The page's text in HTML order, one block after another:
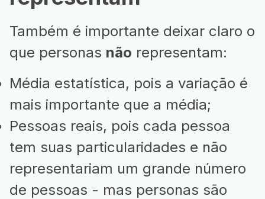
Também é importante deixar claro o
que personas não representam:
Média estatística, pois a variação é
mais importante que a média;
Pessoas reais, pois cada pessoa
tem suas particularidades e não
representariam um grande número
de pessoas - mas personas são